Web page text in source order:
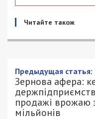
Читайте також
Зернова афера:
продажі
мільйонів